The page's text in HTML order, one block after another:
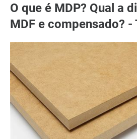
O que é MDP? Qual a
MDF e compensado? -